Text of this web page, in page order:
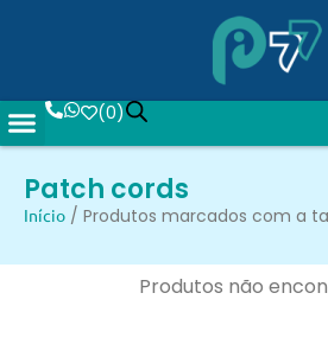
(0)
Patch cords
Início / Produtos marcados com a
Produtos não